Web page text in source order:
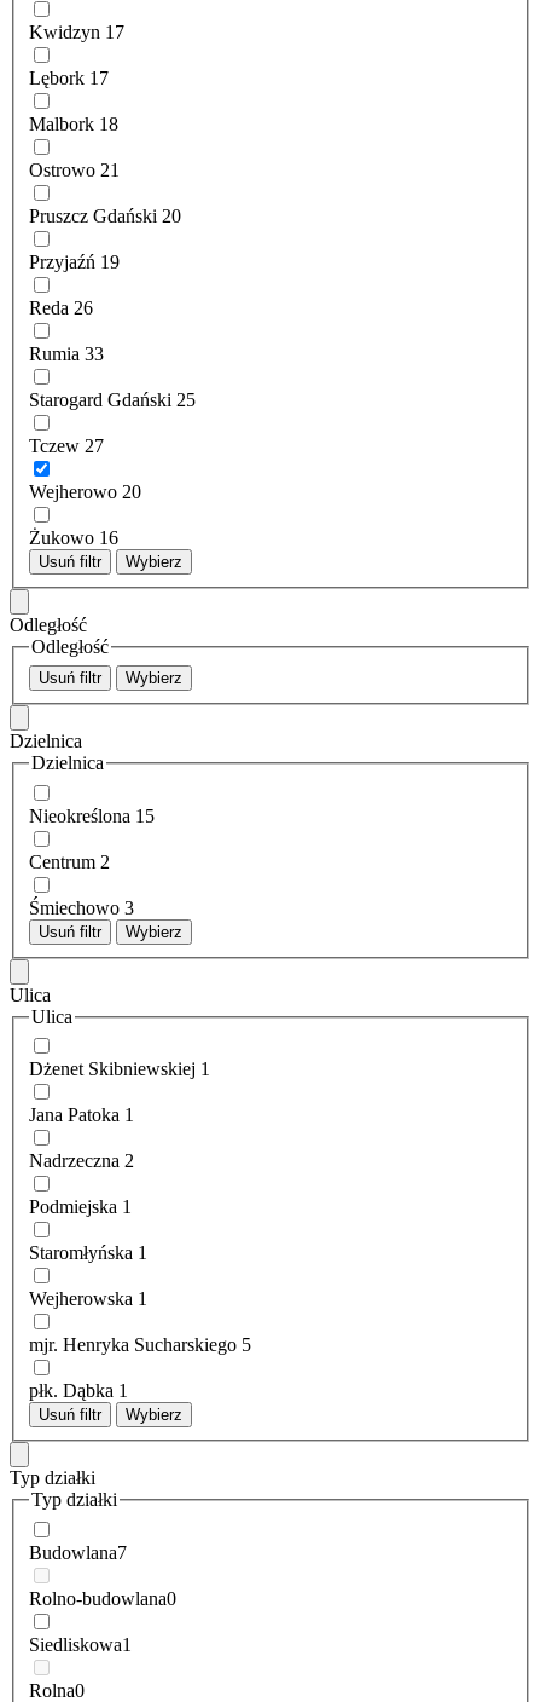
Kwidzyn 17
Lębork 17
Malbork 18
Ostrowo 21
Pruszcz Gdański 20
Przyjaźń 19
Reda 26
Rumia 33
Starogard Gdański 25
Tczew 27
Wejherowo 20
Żukowo 16
Usuń filtr Wybierz
Odległość
Odległość
Usuń filtr Wybierz
Dzielnica
Dzielnica
Nieokreślona 15
Centrum 2
Śmiechowo 3
Usuń filtr Wybierz
Ulica
Ulica
Dżenet Skibniewskiej 1
Jana Patoka 1
Nadrzeczna 2
Podmiejska 1
Staromłyńska 1
Wejherowska 1
mjr. Henryka Sucharskiego 5
płk. Dąbka 1
Usuń filtr Wybierz
Typ działki
Typ działki
Budowlana7
Rolno-budowlana0
Siedliskowa1
Rolna0